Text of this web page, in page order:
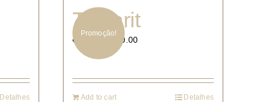
Detalhes
Promoção!
Tamarit
€ 300.00
Add to cart Detalhes